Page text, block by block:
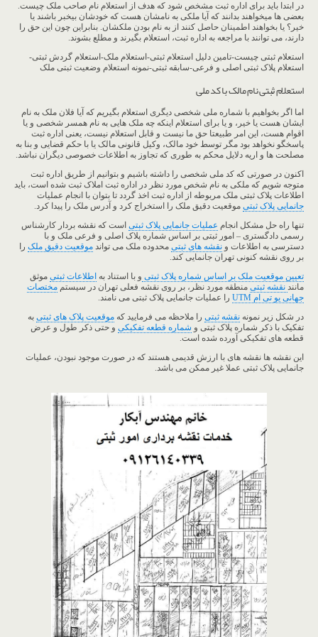
در ابتدا باید برای اداره ثبت مشخص شود که هدف از استعلام نام صاحب ملک چیست.
بعضی ها میخواهند بدانند که آیا ملکی به نامشان هست که خودشان بیخبر باشند یا
خیر؟ یا بخواهند اطمینان حاصل کنند از به نام بودن ملکشان. بنابراین چون این حق را
دارند، می توانند با مراجعه به اداره ثبت، استعلام بگیرند و مطلع بشوند.
استعلام ثبتی چیست-تامین دلیل استعلام ثبتی-استعلام ملک-استعلام گردش ثبتی-
استعلام پلاک ثبتی اصلی و فرعی-سابقه ثبتی-نمونه استعلام وضعیت ثبتی ملک
استعلام ثبتی نام مالک با کد ملی
اما اگر بخواهیم با شماره ملی شخصی دیگری استعلام بگیریم که آیا فلان ملک به نام
ایشان هست یا خیر، و یا برای استعلام اینکه چه ملک هایی به نام همسر شخصی و یا
اقوام هست، این امر طبیعتا حق ما نیست و قابل استعلام نیست، یعنی اداره ثبت
پاسخگو نخواهد بود مگر توسط خود مالک، وکیل قانونی مالک یا با حکم قضایی و بنا به
مصلحت ها و اریه دلایل محکم به طوری که تجاوز به اطلاعات خصوصی دیگران نباشد.
اکنون در صورتی که کد ملی شخصی را داشته باشیم و بتوانیم از طریق اداره ثبت
متوجه شویم که ملکی به نام شخص مورد نظر در اداره ثبت املاک ثبت شده است، باید
اطلاعات پلاک ثبتی ملک مربوطه از اداره ثبت اخذ گردد تا بتوان با انجام عملیات
جانمایی پلاک ثبتی موقعیت دقیق ملک را استخراج کرد و آدرس ملک را پیدا کرد.
تنها راه حل مشکل انجام عملیات جانمایی پلاک ثبتی است که نقشه بردار کارشناس
رسمی دادگستری – امور ثبتی بر اساس شماره پلاک اصلی و فرعی ملک و با
دسترسی به اطلاعات و نقشه های ثبتی محدوده ملک می تواند موقعیت دقیق ملک را
بر روی نقشه کنونی تهران جانمایی کند.
تعیین موقعیت ملک بر اساس شماره پلاک ثبتی و با استناد به اطلاعات ثبتی موثق
مانند نقشه ثبتی منطقه مورد نظر، بر روی نقشه فعلی تهران در سیستم مختصات
جهانی یو تی ام UTM
را عملیات جانمایی پلاک ثبتی می نامند.
در شکل زیر نمونه نقشه ثبتی را ملاحظه می فرمایید که موقعیت پلاک های ثبتی به
تفکیک با ذکر شماره پلاک ثبتی و شماره قطعه تفکیکی و حتی ذکر طول و عرض
قطعه های تفکیکی آورده شده است.
این نقشه ها نقشه های با ارزش قدیمی هستند که در صورت موجود نبودن، عملیات
جانمایی پلاک ثبتی عملا غیر ممکن می باشد.